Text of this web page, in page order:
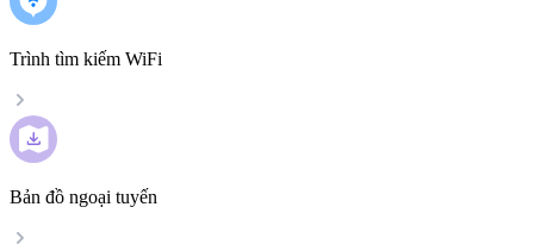
Trình tìm kiếm WiFi
Bản đồ ngoại tuyến